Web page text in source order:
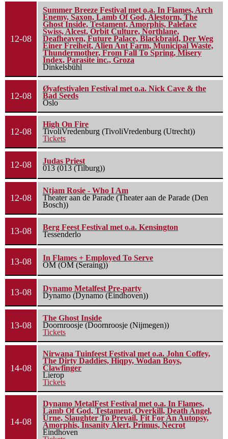
12-08
Summer Breeze Festival met o.a. In Flames, Arch
Enemy, Saxon, Lamb Of God, Alestorm, The
Ghost Inside, Testament, Amorphis, Paleface
Swiss, Alcest, Orbit Culture, Northlane,
Deafheaven, Future Palace, Blackbraid, Der Weg
Einer Freiheit, Alien Ant Farm, Municipal Waste,
Thundermother, From Fall To Spring, Misery
Index, Parasite inc., Groza
Dinkelsbühl
12-08
Øyafestivalen Festival met o.a. Nick Cave & the
Bad Seeds
Oslo
12-08
High On Fire
TivoliVredenburg (TivoliVredenburg (Utrecht))
Tickets
12-08
Judas Priest
013 (013 (Tilburg))
12-08
Ntjam Rosie - Who I Am
Theater aan de Parade (Theater aan de Parade (Den
Bosch))
13-08
Berg Feest Festival met o.a. Kensington
Tessenderlo
13-08
In Flames + Employed To Serve
OM (OM (Seraing))
13-08
Dynamo Metalfest Pre-party
Dynamo (Dynamo (Eindhoven))
13-08
The Ghost Inside
Doornroosje (Doornroosje (Nijmegen))
Tickets
14-08
Nirwana Tuinfeest Festival met o.a. John Coffey,
The Dirty Daddies, Hiqpy, Wodan Boys,
Clawfinger
Lierop
Tickets
14-08
Dynamo MetalFest Festival met o.a. In Flames,
Lamb Of God, Testament, Overkill, Death Angel,
Urne, Slaughter To Prevail, Fit For An Autopsy,
Amorphis, Insanity Alert, Primus, Necrot
Eindhoven